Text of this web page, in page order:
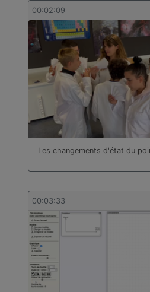
00:02:09
Les changements d'état du
00:03:33